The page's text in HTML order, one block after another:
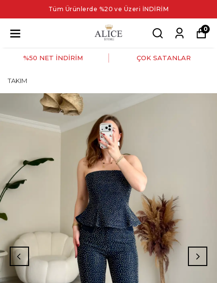
Tüm Ürünlerde %20 ve Üzeri İNDİRİM
0
%50 NET İNDİRİM ÇOK SATANLAR
TAKIM